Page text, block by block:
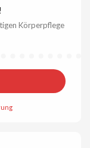
Körperpflege